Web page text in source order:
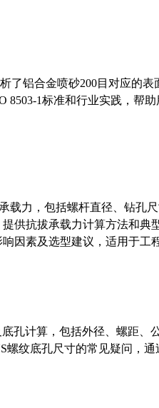
铝合金喷砂200目对应的表
8503-1标准和行业实践，帮
载力，包括螺杆直径、钻孔
提供抗拔承载力计算方法和典
因素及选型建议，适用于工
孔计算，包括外径、螺距、
螺纹底孔尺寸的常见疑问，